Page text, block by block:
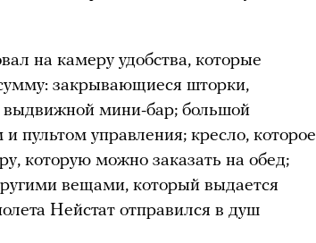
на камеру удобства, которые
закрывающиеся шторки,
мини-бар; большой
пультом управления; кресло, которое
которую можно заказать на обед;
вещами, который выдается
Нейстат отправился в душ